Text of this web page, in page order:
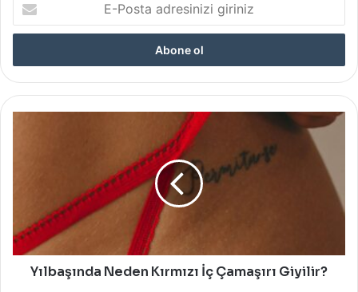
Posta
adresinizi
Yılbaşında Neden Kırmızı İç Çamaşırı Giyilir?